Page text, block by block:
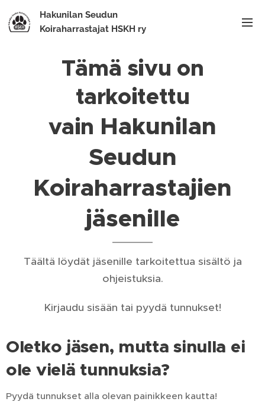
Hakunilan Seudun
Koiraharrastajat HSKH ry
Tämä sivu on
tarkoitettu
vain Hakunilan
Seudun
Koiraharrastajien
jäsenille
Täältä löydät jäsenille tarkoitettua sisältö ja
ohjeistuksia.
Kirjaudu sisään tai pyydä tunnukset!
Oletko jäsen, mutta sinulla ei
ole vielä tunnuksia?
Pyydä tunnukset alla olevan painikkeen kautta!